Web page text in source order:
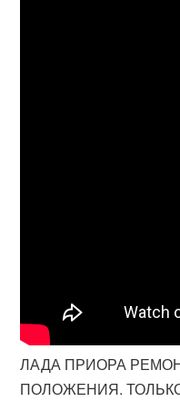
ЛАДА ПРИОРА
ПОЛОЖЕНИЯ.